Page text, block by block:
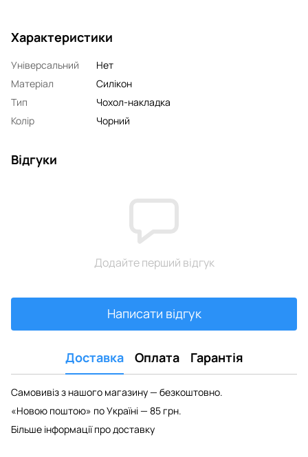
Характеристики
Універсальний
Нет
Матеріал
Силікон
Тип
Чохол-накладка
Колір
Чорний
Відгуки
Додайте перший відгук
Написати відгук
Доставка Оплата Гарантія
Самовивіз з нашого магазину — безкоштовно.
«Новою поштою» по Україні — 85 грн.
Більше інформації про доставку